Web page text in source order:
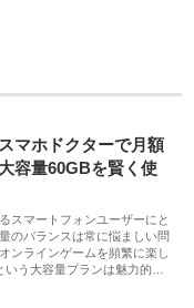
マホドクターで月額
容量60GBを賢く使
スマートフォンユーザーにと
のバランスは常に悩ましい問
ンラインゲームを頻繁に楽し
いう大容量プランは魅力的…